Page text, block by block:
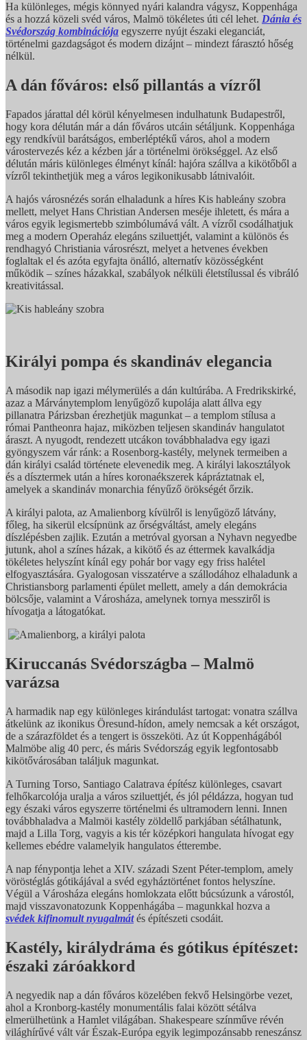
Ha különleges, mégis könnyed nyári kalandra vágysz, Koppenhága
és a hozzá közeli svéd város, Malmö tökéletes úti cél lehet. Dánia és
Svédország kombinációja egyszerre nyújt északi eleganciát,
történelmi gazdagságot és modern dizájnt – mindezt fárasztó hőség
nélkül.
A dán főváros: első pillantás a vízről
Fapados járattal dél körül kényelmesen indulhatunk Budapestről,
hogy kora délután már a dán főváros utcáin sétáljunk. Koppenhága
egy rendkívül barátságos, emberléptékű város, ahol a modern
várostervezés kéz a kézben jár a történelmi örökséggel. Az első
délután máris különleges élményt kínál: hajóra szállva a kikötőből a
vízről tekinthetjük meg a város legikonikusabb látnivalóit.
A hajós városnézés során elhaladunk a híres Kis hableány szobra
mellett, melyet Hans Christian Andersen meséje ihletett, és mára a
város egyik legismertebb szimbólumává vált. A vízről csodálhatjuk
meg a modern Operaház elegáns sziluettjét, valamint a különös és
rendhagyó Christiania városrészt, melyet a hetvenes években
foglaltak el és azóta egyfajta önálló, alternatív közösségként
működik – színes házakkal, szabályok nélküli életstílussal és vibráló
kreativitással.
Királyi pompa és skandináv elegancia
A második nap igazi mélymerülés a dán kultúrába. A Fredrikskirké,
azaz a Márványtemplom lenyűgöző kupolája alatt állva egy
pillanatra Párizsban érezhetjük magunkat – a templom stílusa a
római Pantheonra hajaz, miközben teljesen skandináv hangulatot
áraszt. A nyugodt, rendezett utcákon továbbhaladva egy igazi
gyöngyszem vár ránk: a Rosenborg-kastély, melynek termeiben a
dán királyi család története elevenedik meg. A királyi lakosztályok
és a dísztermek után a híres koronaékszerek kápráztatnak el,
amelyek a skandináv monarchia fényűző örökségét őrzik.
A királyi palota, az Amalienborg kívülről is lenyűgöző látvány,
főleg, ha sikerül elcsípnünk az őrségváltást, amely elegáns
díszlépésben zajlik. Ezután a metróval gyorsan a Nyhavn negyedbe
jutunk, ahol a színes házak, a kikötő és az éttermek kavalkádja
tökéletes helyszínt kínál egy pohár bor vagy egy friss halétel
elfogyasztására. Gyalogosan visszatérve a szállodához elhaladunk a
Christiansborg parlamenti épület mellett, amely a dán demokrácia
bölcsője, valamint a Városháza, amelynek tornya messziről is
hívogatja a látogatókat.
Kiruccanás Svédországba – Malmö
varázsa
A harmadik nap egy különleges kirándulást tartogat: vonatra szállva
átkelünk az ikonikus Öresund-hídon, amely nemcsak a két országot,
de a szárazföldet és a tengert is összeköti. Az út Koppenhágából
Malmöbe alig 40 perc, és máris Svédország egyik legfontosabb
kikötővárosában találjuk magunkat.
A Turning Torso, Santiago Calatrava építész különleges, csavart
felhőkarcolója uralja a város sziluettjét, és jól példázza, hogyan tud
egy északi város egyszerre történelmi és ultramodern lenni. Innen
továbbhaladva a Malmöi kastély zöldellő parkjában sétálhatunk,
majd a Lilla Torg, vagyis a kis tér középkori hangulata hívogat egy
kellemes ebédre valamelyik hangulatos étterembe.
A nap fénypontja lehet a XIV. századi Szent Péter-templom, amely
vöröstéglás gótikájával a svéd egyháztörténet fontos helyszíne.
Végül a Városháza elegáns homlokzata előtt búcsúzunk a várostól,
majd visszavonatozunk Koppenhágába – magunkkal hozva a
svédek kifinomult nyugalmátés építészeti csodáit.
Kastély, királydráma és gótikus építészet:
északi záróakkord
A negyedik nap a dán főváros közelében fekvő Helsingörbe vezet,
ahol a Kronborg-kastély monumentális falai között sétálva
elmerülhetünk a Hamlet világában. Shakespeare színműve révén
világhírűvé vált vár Észak-Európa egyik legimpozánsabb reneszánsz